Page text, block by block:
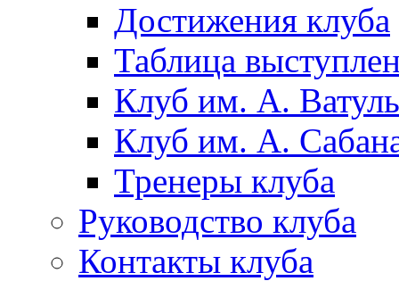
Достижения клуба
Таблица
Клуб им. А.
Клуб им. А.
Тренеры клуба
Руководство клуба
Контакты клуба